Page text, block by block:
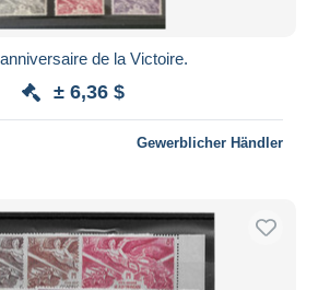
de la Victoire.
± 6,36 $
Gewerblicher Händler